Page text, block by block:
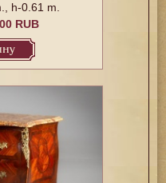
h-0.61 m.
RUB